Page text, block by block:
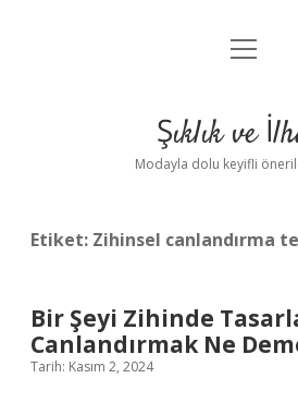
Anasayfa
Yasal Uyarı
menüyü
Şıklık ve
Modayla dolu keyifli
Etiket: Zihinsel canlandırma
Bir Şeyi Zihinde
Canlandırmak Ne
Tarih: Kasım 2, 2024